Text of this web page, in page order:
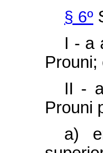
§ 6º
I - a
Prouni;
II -
Prouni
a)